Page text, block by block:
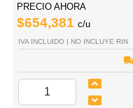
PRECIO AHORA
$654,381 c/u
IVA INCLUIDO | NO INCLUYE RIN